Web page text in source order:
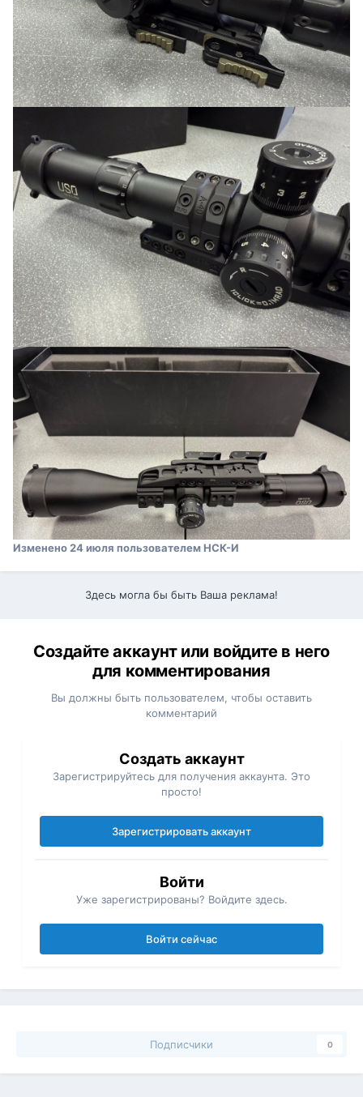
Изменено 24 июля пользователем НСК-И
Здесь могла бы быть Ваша реклама!
Создайте аккаунт или войдите в него
для комментирования
Вы должны быть пользователем, чтобы оставить
комментарий
Создать аккаунт
Зарегистрируйтесь для получения аккаунта. Это
просто!
Зарегистрировать аккаунт
Войти
Уже зарегистрированы? Войдите здесь.
Войти сейчас
Подписчики 0